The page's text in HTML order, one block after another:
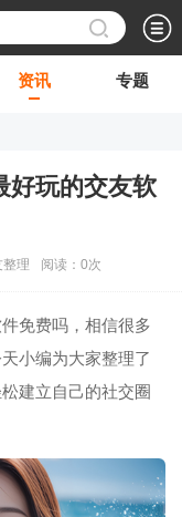
资讯 专题
好玩的交友软
理 阅读： 0次
免费吗，相信很多
小编为大家整理了
建立自己的社交圈